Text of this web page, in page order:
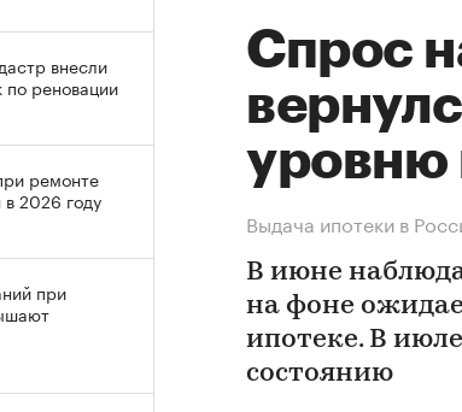
Спрос
уровню
Выдача ипотеки в
В июне
на фоне
ипотеке. В
состоянию
внесли
реновации
ремонте
в 2026 году
при